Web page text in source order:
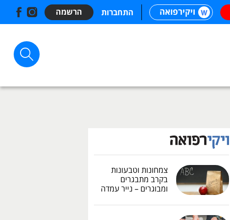
ויקירפואה התחברות הרשמה
צמחונות וטבעונות
בקרב מתבגרים
ומבוגרים – נייר עמדה